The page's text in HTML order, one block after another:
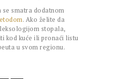
smatra dodatnom
. Ako želite da
stopala,
kod kuće ili pronaći listu
u svom regionu.